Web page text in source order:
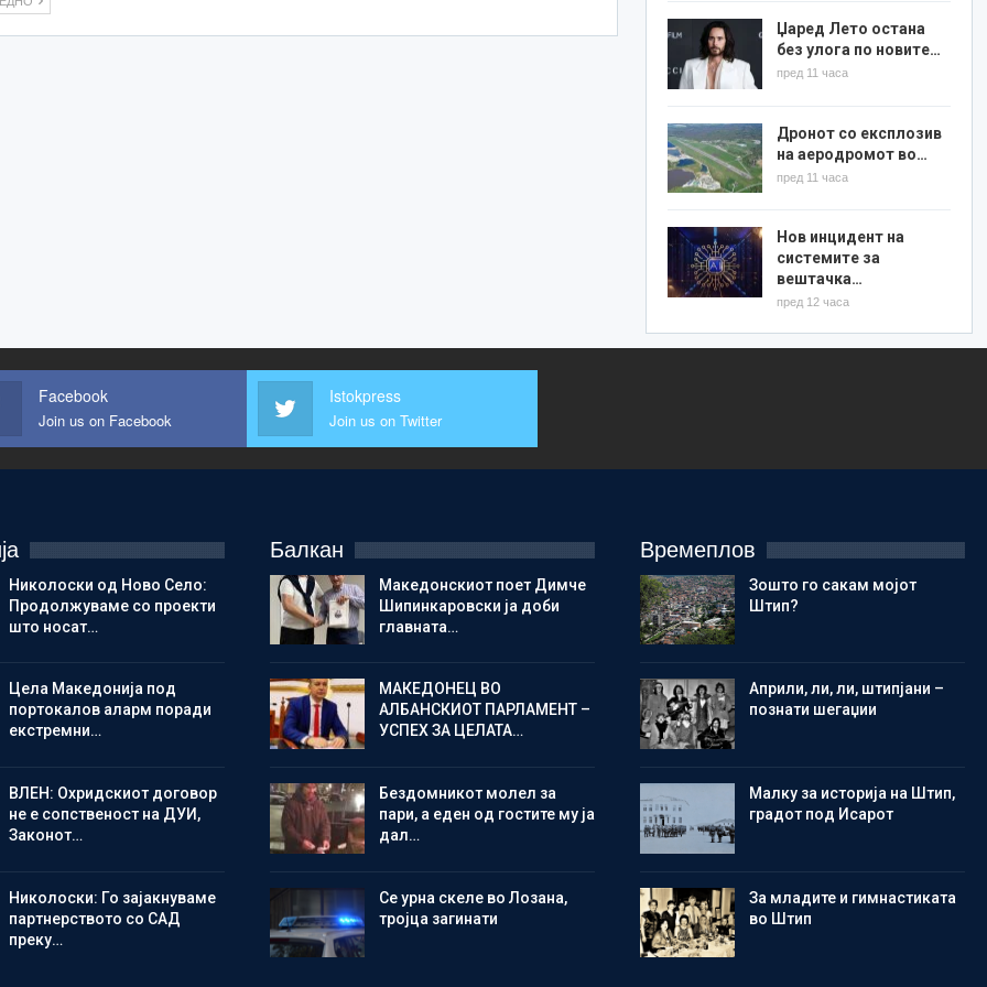
Џаред Лето остана
без улога по новите…
пред 11 часа
Дронот со експлозив
на аеродромот во…
пред 11 часа
Нов инцидент на
системите за
вештачка…
пред 12 часа
Facebook
Join us on Facebook
Istokpress
Join us on Twitter
Николоски од Ново Село:
Продолжуваме со проекти
што носат…
Цела Македонија под
портокалов аларм поради
екстремни…
ВЛЕН: Охридскиот договор
не е сопственост на ДУИ,
Законот…
Николоски: Го зајакнуваме
партнерството со САД
преку…
Балкан
Македонскиот поет Димче
Шипинкаровски ја доби
главната…
МАКЕДОНЕЦ ВО
АЛБАНСКИОТ ПАРЛАМЕНТ –
УСПЕХ ЗА ЦЕЛАТА…
Бездомникот молел за
пари, а еден од гостите му ја
дал…
Се урна скеле во Лозана,
тројца загинати
Времеплов
Зошто го сакам мојот
Штип?
Aприли, ли, ли, штипјани –
познати шегаџии
Малку за историја на Штип,
градот под Исарот
Зa младите и гимнастиката
во Штип